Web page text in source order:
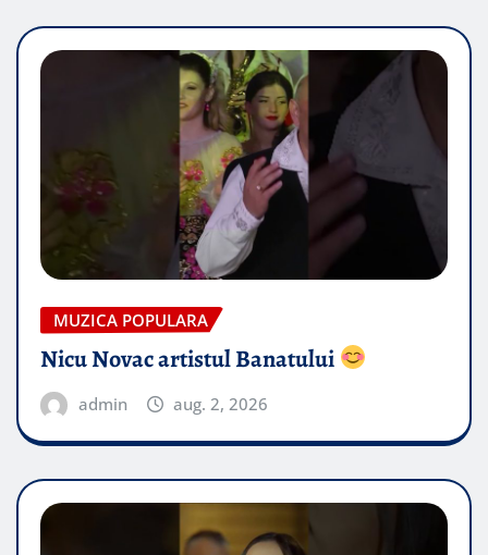
MUZICA POPULARA
Nicu Novac artistul Banatului
admin aug. 2, 2026